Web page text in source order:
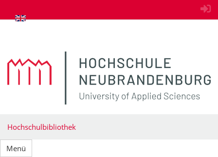
zum Inhalt springen
Hochschulbibliothek
Menü